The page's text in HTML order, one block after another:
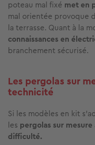
poteau mal fixé met en
mal orientée provoque
la terrasse. Quant à la
connaissances en
branchement sécurisé.
Les pergolas sur
technicité
Si les modèles en kit
les pergolas sur mesure
difficulté.